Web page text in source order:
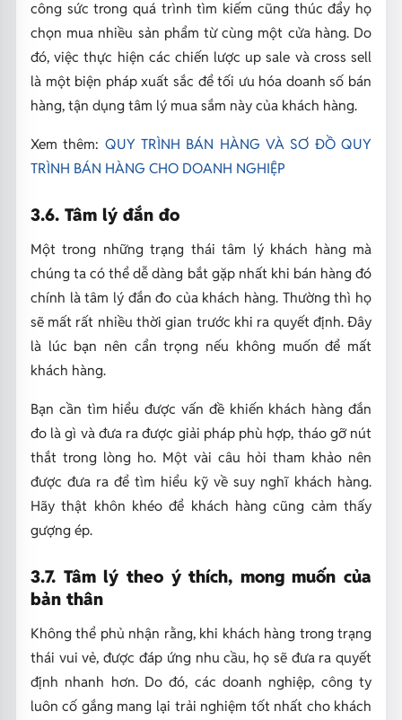
công sức trong quá trình tìm kiếm cũng thúc đẩy họ
chọn mua nhiều sản phẩm từ cùng một cửa hàng. Do
đó, việc thực hiện các chiến lược up sale và cross sell
là một biện pháp xuất sắc để tối ưu hóa doanh số bán
hàng, tận dụng tâm lý mua sắm này của khách hàng.
Xem thêm: QUY TRÌNH BÁN HÀNG VÀ SƠ ĐỒ QUY
TRÌNH BÁN HÀNG CHO DOANH NGHIỆP
3.6. Tâm lý đắn đo
Một trong những trạng thái tâm lý khách hàng mà
chúng ta có thể dễ dàng bắt gặp nhất khi bán hàng đó
chính là tâm lý đắn đo của khách hàng. Thường thì họ
sẽ mất rất nhiều thời gian trước khi ra quyết định. Đây
là lúc bạn nên cẩn trọng nếu không muốn để mất
khách hàng.
Bạn cần tìm hiểu được vấn đề khiến khách hàng đắn
đo là gì và đưa ra được giải pháp phù hợp, tháo gỡ nút
thắt trong lòng ho. Một vài câu hỏi tham khảo nên
được đưa ra để tìm hiểu kỹ về suy nghĩ khách hàng.
Hãy thật khôn khéo để khách hàng cũng cảm thấy
gượng ép.
3.7. Tâm lý theo ý thích, mong muốn của
bản thân
Không thể phủ nhận rằng, khi khách hàng trong trạng
thái vui vẻ, được đáp ứng nhu cầu, họ sẽ đưa ra quyết
định nhanh hơn. Do đó, các doanh nghiệp, công ty
luôn cố gắng mang lại trải nghiệm tốt nhất cho khách